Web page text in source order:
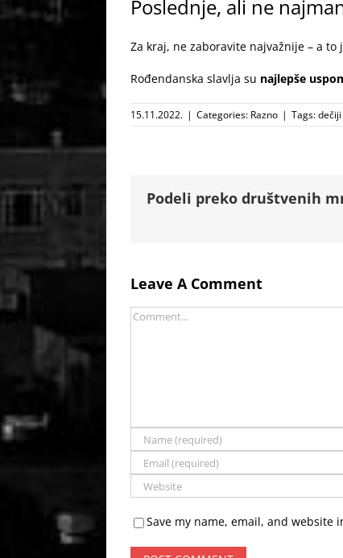
Poslednje, ali ne
Za kraj, ne zaboravite najvažnije – a
Rođendanska slavlja su najlepše
15.11.2022. | Categories: Razno | Tags:
Podeli preko društvenih
Leave A Comment
Comment
Save my name, email, and